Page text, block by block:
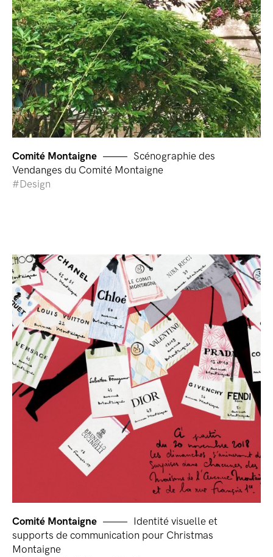
Comité Montaigne
Scénographie des
Vendanges du Comité Montaigne
Design
Comité Montaigne
Identité visuelle et
supports de communication pour Christmas
Montaigne